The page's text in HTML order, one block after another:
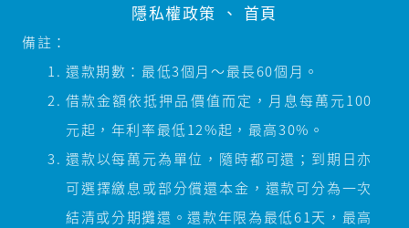
隱私權政策 、 首頁
備註：
還款期數：最低3個月～最長60個月。
借款金額依抵押品價值而定，月息每萬元100
元起，年利率最低12%起，最高30%。
還款以每萬元為單位，隨時都可還；到期日亦
可選擇繳息或部分償還本金，還款可分為一次
結清或分期攤還。還款年限為最低61天，最高